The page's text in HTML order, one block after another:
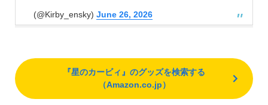
(@Kirby_ensky) June 26, 2026
『星のカービィ』のグッズを検索する
（Amazon.co.jp）